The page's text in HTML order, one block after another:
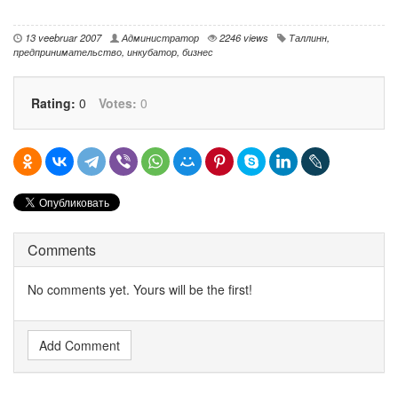
13 veebruar 2007 Администратор 2246 views Таллинн,
предпринимательство, инкубатор, бизнес
Rating: 0 Votes: 0
Comments
No comments yet. Yours will be the first!
Add Comment